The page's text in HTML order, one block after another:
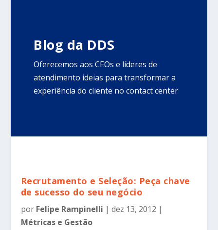
Blog da DDS
Oferecemos aos CEOs e líderes de
atendimento ideias para transformar a
experiência do cliente no contact center
Recrutamento e Seleção: Peça chave
de sucesso do seu negócio
por Felipe Rampinelli | dez 13, 2012 |
Métricas e Gestão